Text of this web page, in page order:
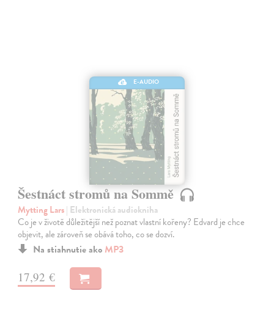
E-AUDIO
Šestnáct stromů na Sommě
Mytting Lars| Elektronická audiokniha
Co je v životě důležitější než poznat vlastní kořeny? Edvard je chce
objevit, ale zároveň se obává toho, co se dozví.
Na stiahnutie ako MP3
17,92 €